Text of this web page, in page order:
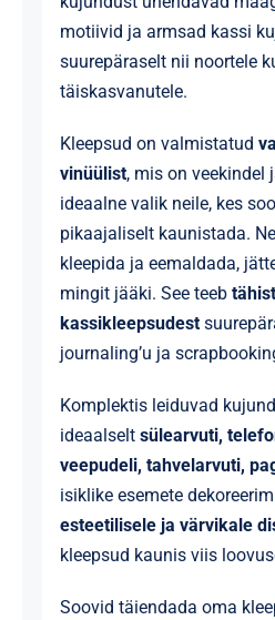
motiivid ja armsad kassi
suurepäraselt nii noortele
täiskasvanutele.
Kleepsud on valmistatud
vinüülist, mis on veekindel
ideaalne valik neile, kes
pikaajaliselt kaunistada.
kleepida ja eemaldada,
mingit jääki. See teeb
kassikleepsudest
journaling’u ja
Komplektis leiduvad
ideaalselt sülearvuti,
veepudeli, tahvelarvuti,
isiklike esemete
esteetilisele ja värvikale
kleepsud kaunis viis
Soovid täiendada oma